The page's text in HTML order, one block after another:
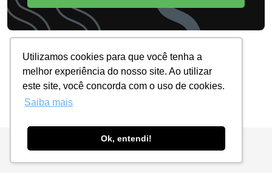
Utilizamos cookies para que você tenha a
melhor experiência do nosso site. Ao utilizar
este site, você concorda com o uso de cookies.
Saiba mais
Ok, entendi!